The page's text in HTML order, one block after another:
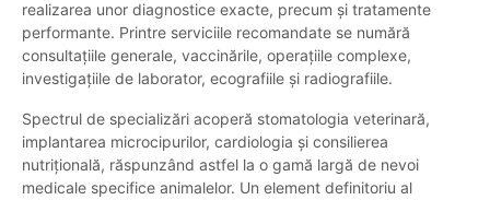
realizarea unor diagnostice exacte, precum și tratamente
performante. Printre serviciile recomandate se numără
consultațiile generale, vaccinările, operațiile complexe,
investigațiile de laborator, ecografiile și radiografiile.
Spectrul de specializări acoperă stomatologia veterinară,
implantarea microcipurilor, cardiologia și consilierea
nutrițională, răspunzând astfel la o gamă largă de nevoi
medicale specifice animalelor. Un element definitoriu al